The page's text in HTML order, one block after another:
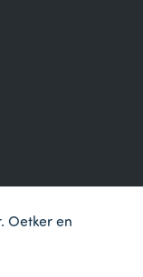
Oetker en